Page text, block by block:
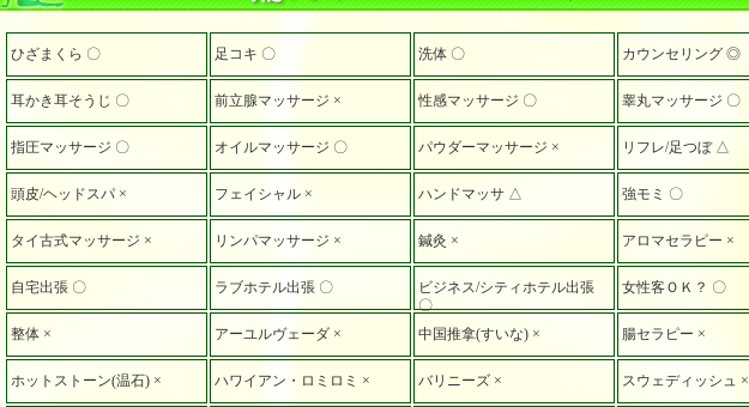
ひざまくら 〇 足コキ 〇 洗体 〇 カウンセリング ◎
耳かき耳そうじ 〇 前立腺マッサージ × 性感マッサージ 〇 睾丸マッサージ 〇
指圧マッサージ 〇 オイルマッサージ 〇 パウダーマッサージ × リフレ/足つぼ △
頭皮/ヘッドスパ × フェイシャル × ハンドマッサ △ 強モミ 〇
タイ古式マッサージ × リンパマッサージ × 鍼灸 × アロマセラピー ×
自宅出張 〇 ラブホテル出張 〇
ビジネス/シティホテル出張
〇
女性客ＯＫ？ 〇
整体 × アーユルヴェーダ × 中国推拿(すいな) × 腸セラピー ×
ホットストーン(温石) × ハワイアン・ロミロミ × バリニーズ × スウェディッシュ ×